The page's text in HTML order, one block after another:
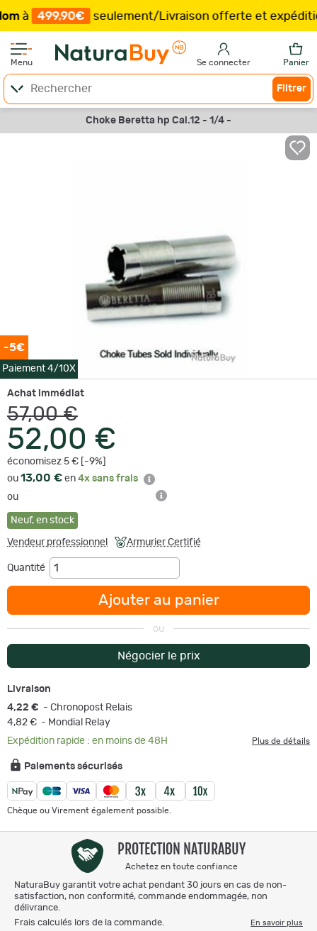
499,90€ seulement/Livraison offerte et expédition
Menu Se connecter Panier
Filtrer
Choke Beretta hp Cal.12 - 1/4 -
-5€
Paiement 4/10X
Achat immédiat
57,00 €
52,00 €
économisez 5 € [-9%]
ou 13,00 € en 4x sans frais
ou
Neuf, en stock
Vendeur professionnel Armurier Certifié
Quantité
Ajouter au panier
ou
Négocier le prix
Livraison
4,22 € - Chronopost Relais
4,82 € - Mondial Relay
Expédition rapide : en moins de 48H
Plus de détails
Paiements sécurisés
Chèque ou Virement également possible.
PROTECTION NATURABUY
Achetez en toute confiance
NaturaBuy garantit votre achat pendant 30 jours en cas de non-
satisfaction, non conformité, commande endommagée, non
délivrance.
Frais calculés lors de la commande.
En savoir plus